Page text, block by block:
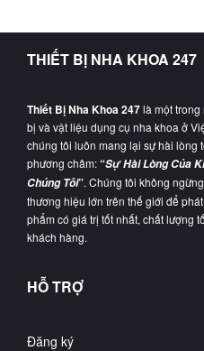
THIẾT BỊ NHA KHOA 247
Thiết Bị Nha Khoa 247là một
bị và vật liệu dụng cụ nha khoa ở
chúng tôi luôn mang lại sự hài lòng
phương châm:“Sự Hài Lòng Của
Chúng Tôi”. Chúng tôi không
thương hiệu lớn trên thế giới để
phẩm có giá trị tốt nhất, chất lượng
khách hàng.
HỖ TRỢ
Đăng ký